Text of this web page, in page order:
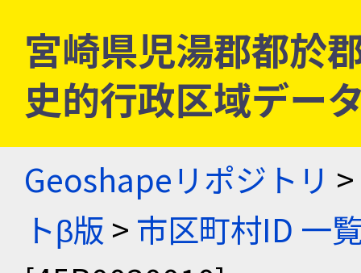
宮崎県児湯郡都於
史的行政区域デー
Geoshapeリポジトリ >
トβ版 > 市区町村ID 一